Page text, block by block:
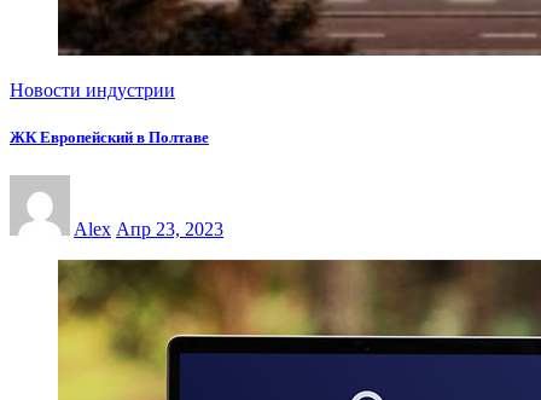
Новости индустрии
ЖК Европейский в Полтаве
Alex Апр 23, 2023